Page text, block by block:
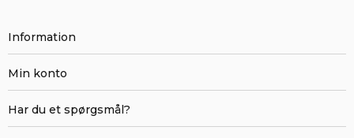
Information
Min konto
Har du et spørgsmål?